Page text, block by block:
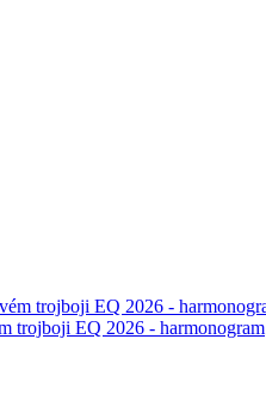
trojboji EQ 2026 - harmonogram